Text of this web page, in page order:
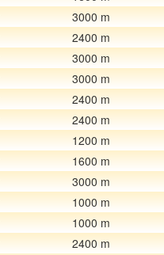
3000 m
2400 m
3000 m
3000 m
2400 m
2400 m
1200 m
1600 m
3000 m
1000 m
1000 m
2400 m